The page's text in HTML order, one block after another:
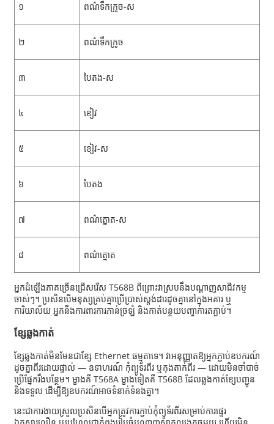
១ ពណ៌ទឹកក្រូច-ស
២ ពណ៌ទឹកក្រូច
៣ បៃតង-ស
៤ ខៀវ
៥ ខៀវ-ស
៦ បៃតង
៧ ពណ៌ត្នោត-ស
៨ ពណ៌ត្នោត
អ្នកដំឡើងភាគច្រើនជ្រើសរើស T568B ពីព្រោះវាស្របនឹងបណ្តាញសាជីវកម្ម
ចាស់ៗ។ ប្រសិនបើមនុស្សគ្រប់គ្នាប្រើប្រាស់ស្តង់ដារដូចគ្នានៅក្នុងអគារ ឬ
ការិយាល័យ អ្នកនឹងការពារការភាន់ច្រឡំ និងកាត់បន្ថយបញ្ហាការតភ្ជាប់។
ខ្សែ​ឆ្លងកាត់
ខ្សែ​ឆ្លងកាត់​មិនមែនជាខ្សែ Ethernet ធម្មតាទេ។ វាអនុញ្ញាតឱ្យអ្នកភ្ជាប់ឧបករណ៍
ដូចគ្នាពីរដោយផ្ទាល់ — ឧទាហរណ៍ កុំព្យូទ័រពីរ ឬកុងតាក់ពីរ — ដោយមិនចាំបាច់
ប្រើផ្នែករឹងបន្ថែម។ ម្ខាងគឺ T568A ម្ខាងទៀតគឺ T568B ដែលឆ្លងកាត់ខ្សែបញ្ជូន
និងទទួល ដើម្បីឱ្យឧបករណ៍អាចទំនាក់ទំនងគ្នា។
នេះជាការងាយស្រួលប្រសិនបើអ្នកត្រូវការភ្ជាប់កុំព្យូទ័រពីរសម្រាប់ការផ្ទេរ